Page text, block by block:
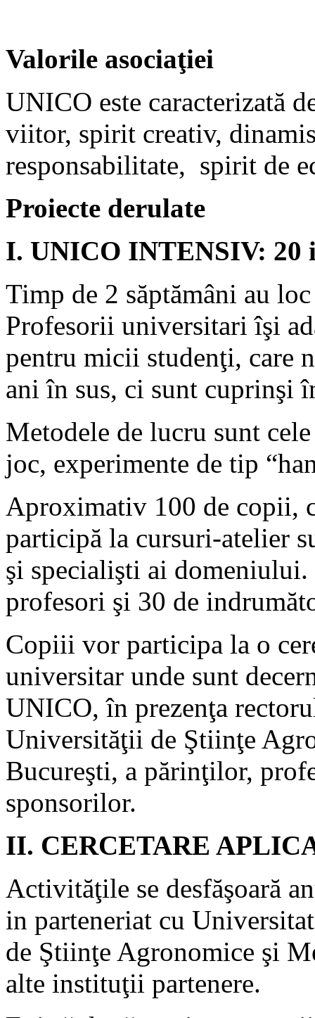
Valorile asociaţiei
UNICO este caracterizată
viitor, spirit creativ,
responsabilitate, spirit de
Proiecte derulate
I. UNICO INTENSIV: 20
Timp de 2 săptămâni au
Profesorii universitari îşi
pentru micii studenţi, care
ani în sus, ci sunt cuprinşi
Metodele de lucru sunt
joc, experimente de tip
Aproximativ 100 de copii,
participă la cursuri-atelier
şi specialişti ai
profesori şi 30 de
Copiii vor participa la o
universitar unde sunt
UNICO, în prezenţa
Universităţii de Ştiinţe
Bucureşti, a părinţilor,
sponsorilor.
II. CERCETARE
Activităţile se desfăşoară
in parteneriat cu
de Ştiinţe Agronomice şi
alte instituţii partenere.